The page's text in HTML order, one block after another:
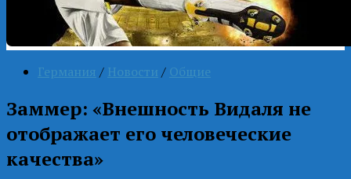
Германия / Новости / Общие
Заммер: «Внешность Видаля не
отображает его человеческие
качества»